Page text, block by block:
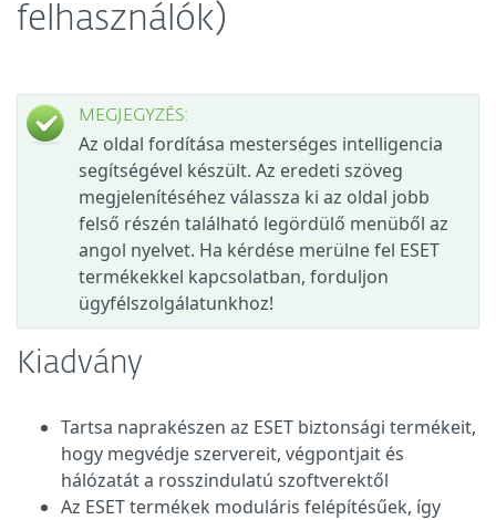
felhasználók)
MEGJEGYZÉS:
Az oldal fordítása mesterséges intelligencia
segítségével készült. Az eredeti szöveg
megjelenítéséhez válassza ki az oldal jobb
felső részén található legördülő menüből az
angol nyelvet. Ha kérdése merülne fel ESET
termékekkel kapcsolatban, forduljon
ügyfélszolgálatunkhoz!
Kiadvány
Tartsa naprakészen az ESET biztonsági termékeit,
hogy megvédje szervereit, végpontjait és
hálózatát a rosszindulatú szoftverektől
Az ESET termékek moduláris felépítésűek, így